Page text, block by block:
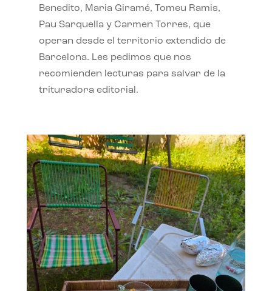
Benedito, Maria Giramé, Tomeu Ramis,
Pau Sarquella y Carmen Torres, que
operan desde el territorio extendido de
Barcelona. Les pedimos que nos
recomienden lecturas para salvar de la
trituradora editorial.